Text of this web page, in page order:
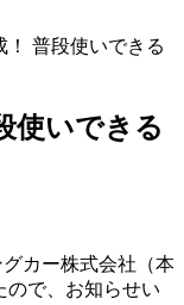
！ 普段使いできる
使いできる
カー株式会社（本
ので、お知らせい